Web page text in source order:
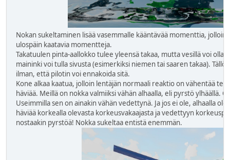
Nokan sukeltaminen lisää vasemmalle kääntävää momenttia,
ulospäin kaatavia momentteja.
Takatuulen pinta-aallokko tulee yleensä takaa, mutta vesillä voi olla
maininki voi tulla sivusta (esimerkiksi niemen tai saaren takaa).
ilman, että pilotin voi ennakoida sitä.
Kone alkaa kaatua, jolloin lentäjän normaali reaktio on vähentää
häviää. Meillä on nokka valmiiksi vähän alhaalla, eli pyrstö ylhäällä.
Useimmilla sen on ainakin vähän vedettynä. Ja jos ei ole, alhaalla
häviää korkealla olevasta korkeusvakaajasta ja vedettyyn
nostaakin pyrstöä! Nokka sukeltaa entistä enemmän.